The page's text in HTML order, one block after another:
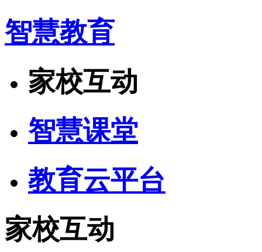
智慧教育
家校互动
智慧课堂
教育云平台
家校互动